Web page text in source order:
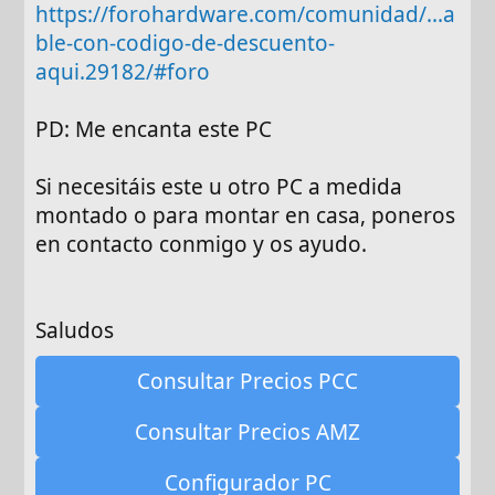
https://forohardware.com/comunidad/...a
ble-con-codigo-de-descuento-
aqui.29182/#foro
PD: Me encanta este PC
Si necesitáis este u otro PC a medida
montado o para montar en casa, poneros
en contacto conmigo y os ayudo.
Saludos
Consultar Precios PCC
Consultar Precios AMZ
Configurador PC